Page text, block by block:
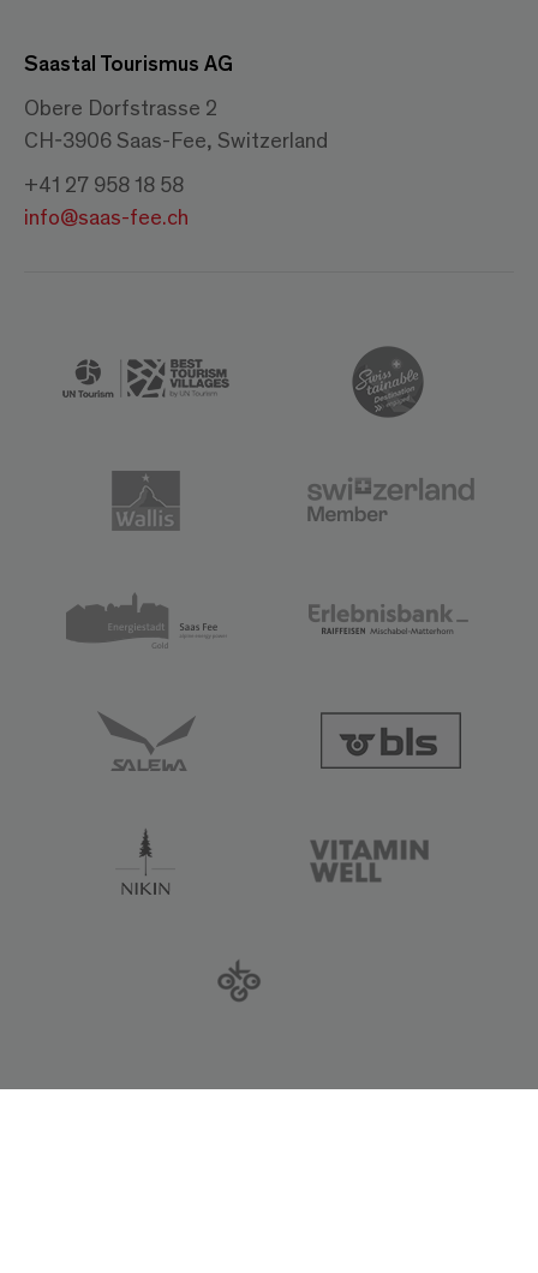
Saastal Tourismus AG
Obere Dorfstrasse 2
CH-3906 Saas-Fee, Switzerland
+41 27 958 18 58
info@saas-fee.ch